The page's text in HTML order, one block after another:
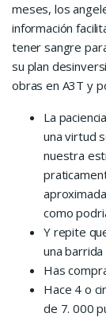
meses, los
información
tener sangre
su plan
obras en A3T y
La
una virtud
nuestra
como
Y repite
una
Has
Hace 4 o
de 7. 000